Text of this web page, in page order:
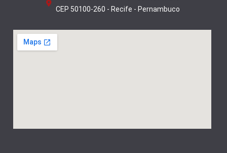
CEP 50100-260 - Recife - Pernambuco